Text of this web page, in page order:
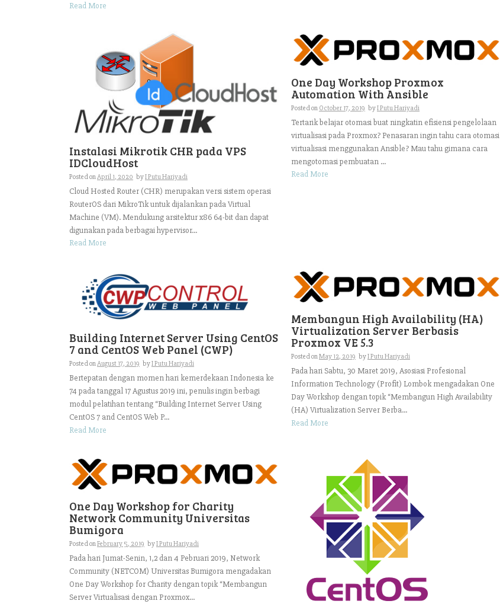
Read More
Instalasi Mikrotik CHR pada VPS
IDCloudHost
Posted onApril 1, 2020 byI Putu Hariyadi
Cloud Hosted Router (CHR) merupakan versi sistem operasi
RouterOS dari MikroTik untuk dijalankan pada Virtual
Machine (VM). Mendukung arsitektur x86 64-bit dan dapat
digunakan pada berbagai hypervisor...
Read More
One Day Workshop Proxmox
Automation With Ansible
Posted on October 17, 2019 byI Putu Hariyadi
Tertarik belajar otomasi buat ningkatin efisiensi pengelolaan
virtualisasi pada Proxmox? Penasaran ingin tahu cara otomasi
virtualisasi menggunakan Ansible? Mau tahu gimana cara
mengotomasi pembuatan ...
Read More
Building Internet Server Using CentOS
7 and CentOS Web Panel (CWP)
Posted onAugust 17, 2019 byI Putu Hariyadi
Bertepatan dengan momen hari kemerdekaan Indonesia ke
74 pada tanggal 17 Agustus 2019 ini, penulis ingin berbagi
modul pelatihan tentang “Building Internet Server Using
CentOS 7 and CentOS Web P...
Read More
Membangun High Availability (HA)
Virtualization Server Berbasis
Proxmox VE 5.3
Posted onMay 12, 2019 byI Putu Hariyadi
Pada hari Sabtu, 30 Maret 2019, Asosiasi Profesional
Information Technology (Profit) Lombok mengadakan One
Day Workshop dengan topik “Membangun High Availability
(HA) Virtualization Server Berba...
Read More
One Day Workshop for Charity
Network Community Universitas
Bumigora
Posted onFebruary 5, 2019 byI Putu Hariyadi
Pada hari Jumat-Senin, 1,2 dan 4 Pebruari 2019, Network
Community (NETCOM) Universitas Bumigora mengadakan
One Day Workshop for Charity dengan topik “Membangun
Server Virtualisasi dengan Proxmox...